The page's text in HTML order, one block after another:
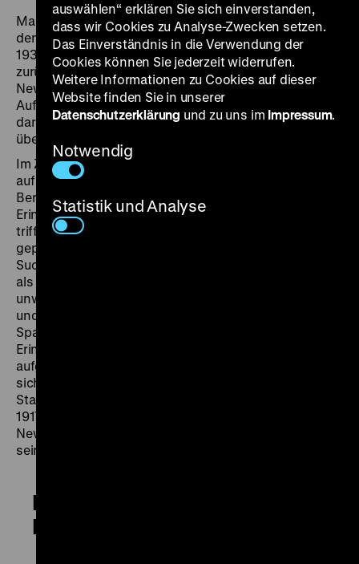
Manfred Wilhelms Film Der Flaneur von Berlinbegleitet
den deutsch-jüdischen Emigranten Henry Ries, der
1938 aus Berlin fliehen musste und 1945 als US-Soldat
zurückkehrte. Bekannt wurde Ries als Fotograf der
New York Times durch seine eindrucksvollen
Aufnahmen des zerstörten Berlins und der Luftbrücke,
darunter das ikonische Bild eines „Rosinenbombers“
über Tempelhof.
Im Zentrum des Films steht jedoch sein späterer Blick
auf die Stadt: 1999 ist der über 80-Jährige erneut in
Berlin und durchstreift mit alten Fotografien Orte der
Erinnerung. Auf diesem fotografischen Spaziergang
trifft Ries auf eine von Baustellen und Neubauten
geprägte Stadt im Umbruch. Wilhelms zeigt ihn als
Suchenden zwischen Vergangenheit und Gegenwart,
als „ewigen Flüchtling“, dessen Heimat
unwiederbringlich verändert ist. Mit geschultem Blick
und fast jugendlicher Energie sucht Ries bei Foto-
Spaziergängen weiterhin nach Motiven. Persönliche
Erinnerungen, etwa an seine Schulzeit und den
aufgegebenen Traum, Pianist zu werden, verbinden
sich mit Reflexionen über Architektur und
Stadtentwicklung in Berlin und New York. Henry Ries,
1917 in Berlin-Charlottenburg geboren, stirbt 2004 in
New York. – Vierter Film von Manfred Wilhelms aus
seinem Berlin-Zyklus in sieben Kinofilmen. (jg)
Der Flaneur von Berlin. Eine
Erzählung von zwei Städten
auswählen“ erklären Sie sich einverstanden,
dass wir Cookies zu Analyse-Zwecken setzen.
Das Einverständnis in die Verwendung der
Cookies können Sie jederzeit widerrufen.
Weitere Informationen zu Cookies auf dieser
Website finden Sie in unserer
Datenschutzerklärung und zu uns im Impressum.
Notwendig
Statistik und Analyse